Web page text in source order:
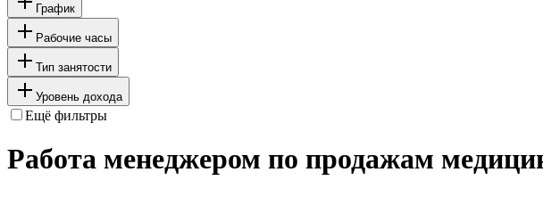
График
Рабочие часы
Тип занятости
Уровень дохода
Ещё фильтры
Работа менеджером по продажам